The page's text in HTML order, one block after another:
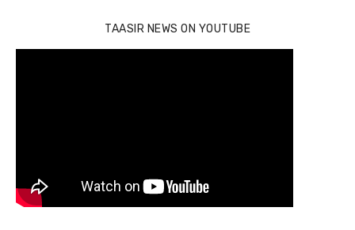
TAASIR NEWS ON YOUTUBE